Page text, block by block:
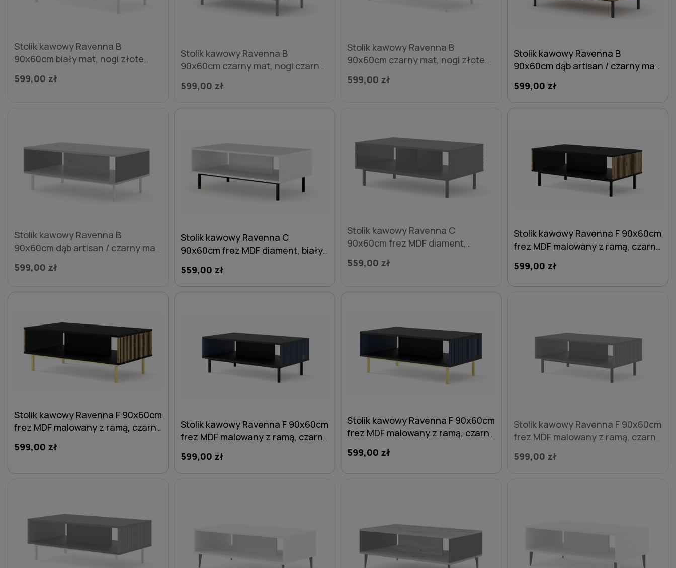
Stolik kawowy Ravenna B
90x60cm biały mat, nogi złote
599,00 zł
Stolik kawowy Ravenna B
90x60cm czarny mat, nogi czarne
599,00 zł
Stolik kawowy Ravenna B
90x60cm czarny mat, nogi złote
599,00 zł
Stolik kawowy Ravenna B
90x60cm dąb artisan / czarny mat,
599,00 zł
Stolik kawowy Ravenna B
90x60cm dąb artisan / czarny mat,
599,00 zł
Stolik kawowy Ravenna C
90x60cm frez MDF diament, biały
metalowe proste
559,00 zł
Stolik kawowy Ravenna C
90x60cm frez MDF diament,
czarne metalowe proste
559,00 zł
Stolik kawowy Ravenna F 90x60cm
frez MDF malowany z ramą, czarny
metalowe proste
599,00 zł
Stolik kawowy Ravenna F 90x60cm
frez MDF malowany z ramą, czarny
metalowe proste
599,00 zł
Stolik kawowy Ravenna F 90x60cm
frez MDF malowany z ramą, czarny
metalowe proste
599,00 zł
Stolik kawowy Ravenna F 90x60cm
frez MDF malowany z ramą, czarny
metalowe proste
599,00 zł
Stolik kawowy Ravenna F 90x60cm
frez MDF malowany z ramą, czarny
metalowe proste
599,00 zł